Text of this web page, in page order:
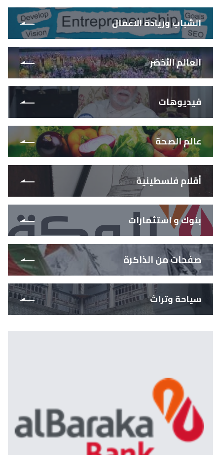
الشباب وريادة الاعمال
العالم الأخضر
فيديوهات
عالم الصحة
أقلام فلسطينية
بنوك و استثمارات
صفحات من الذاكرة
سياحة وتراث